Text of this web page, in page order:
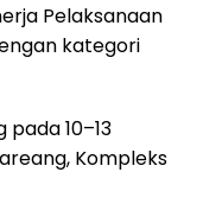
Pelaksanaan
kategori
10–13
Kompleks